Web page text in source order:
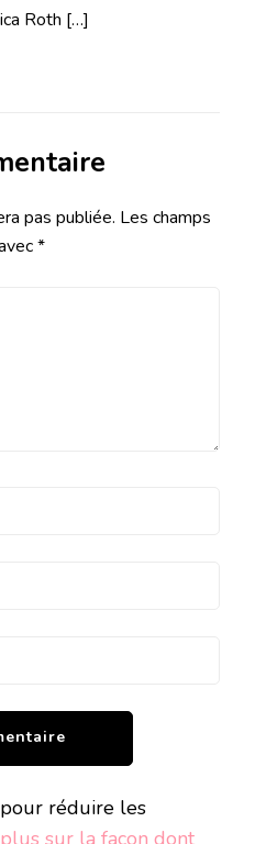
Roth […]
pas publiée. Les champs
*
réduire les
sur la façon dont